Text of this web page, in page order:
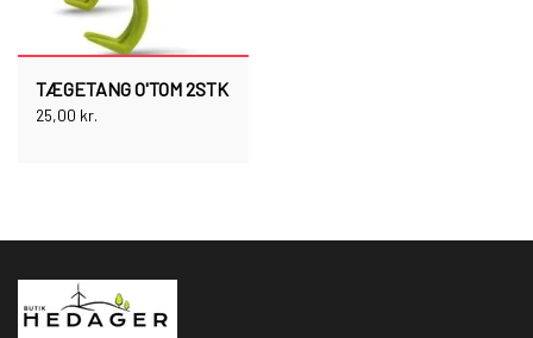
TÆGETANG O'TOM 2STK
25,00 kr.